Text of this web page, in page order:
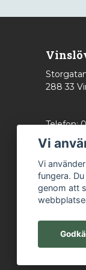
288 33
Telefon:
Vi
Vi
fungera.
genom att